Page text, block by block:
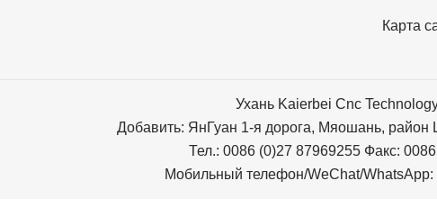
Карта
Ухань Kaierbei Cnc
Добавить: ЯнГуан 1-я дорога, Мяошань, район
Тел.: 0086 (0)27 87969255 Факс:
Мобильный телефон/WeChat/WhatsApp: